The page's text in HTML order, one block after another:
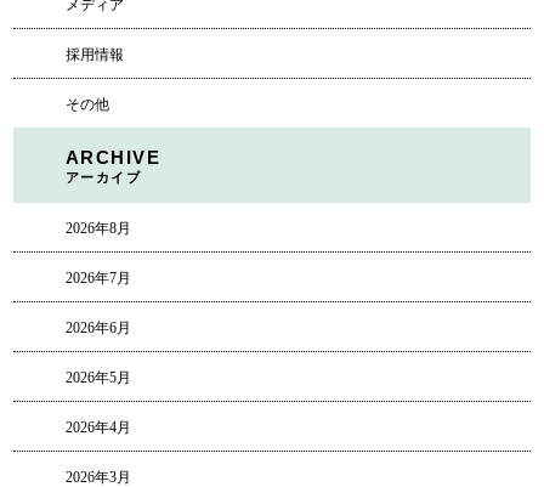
メディア
採用情報
その他
ARCHIVE
アーカイブ
2026年8月
2026年7月
2026年6月
2026年5月
2026年4月
2026年3月